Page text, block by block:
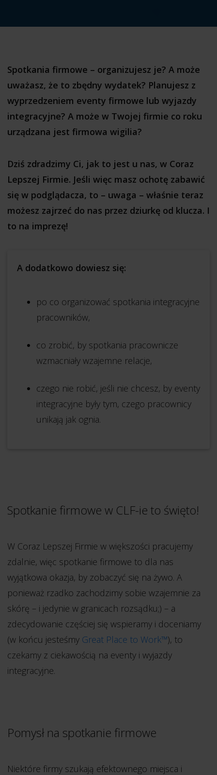
Spotkania firmowe – organizujesz je? A może
uważasz, że to zbędny wydatek? Planujesz z
wyprzedzeniem eventy firmowe lub wyjazdy
integracyjne? A może w Twojej firmie co roku
urządzana jest firmowa wigilia?
Dziś zdradzimy Ci, jak to jest u nas, w Coraz
Lepszej Firmie. Jeśli więc masz ochotę zabawić
się w podglądacza, to – uwaga – właśnie teraz
możesz zajrzeć do nas przez dziurkę od klucza. I
to na imprezę!
A dodatkowo dowiesz się:
po co organizować spotkania integracyjne
pracowników,
co zrobić, by spotkania pracownicze
wzmacniały wzajemne relacje,
czego nie robić, jeśli nie chcesz, by eventy
integracyjne były tym, czego pracownicy
unikają jak ognia.
Spotkanie firmowe w CLF-ie to święto!
W Coraz Lepszej Firmie w większości pracujemy
zdalnie, więc spotkanie firmowe to dla nas
wyjątkowa okazja, by zobaczyć się na żywo. A
ponieważ rzadko zachodzimy sobie wzajemnie za
skórę – i jedynie w granicach rozsądku;) – a
zdecydowanie częściej się wspieramy i doceniamy
(w końcu jesteśmy Great Place to Work™), to
czekamy z ciekawością na eventy i wyjazdy
integracyjne.
Pomysł na spotkanie firmowe
Niektóre firmy szukają efektownego miejsca i